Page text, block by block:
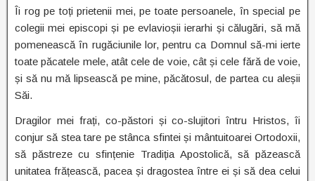
Îi rog pe toți prietenii mei, pe toate persoanele, în special pe
colegii mei episcopi și pe evlavioșii ierarhi și călugări, să mă
pomenească în rugăciunile lor, pentru ca Domnul să-mi ierte
toate păcatele mele, atât cele de voie, cât și cele fără de voie,
și să nu mă lipsească pe mine, păcătosul, de partea cu aleșii
Săi.
Dragilor mei frați, co-păstori și co-slujitori întru Hristos, îi
conjur să stea tare pe stânca sfintei și mântuitoarei Ortodoxii,
să păstreze cu sfințenie Tradiția Apostolică, să păzească
unitatea frățească, pacea și dragostea între ei și să dea celui